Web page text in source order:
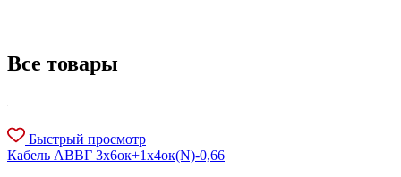
Все товары
Быстрый просмотр
Кабель АВВГ 3х6ок+1х4ок(N)-0,66